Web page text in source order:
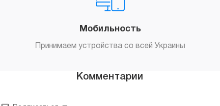
Мобильность
Принимаем устройства со всей Украины
Комментарии